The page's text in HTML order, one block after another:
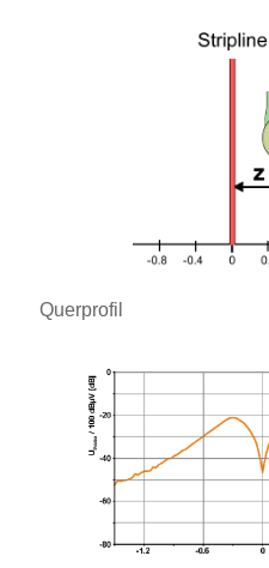
Querprofil